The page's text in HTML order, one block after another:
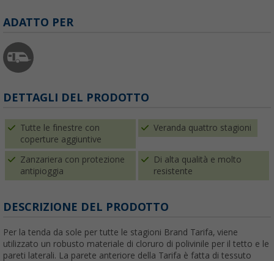
ADATTO PER
DETTAGLI DEL PRODOTTO
Tutte le finestre con
coperture aggiuntive
Veranda quattro stagioni
Zanzariera con protezione
antipioggia
Di alta qualità e molto
resistente
DESCRIZIONE DEL PRODOTTO
Per la tenda da sole per tutte le stagioni Brand Tarifa, viene
utilizzato un robusto materiale di cloruro di polivinile per il tetto e le
pareti laterali. La parete anteriore della Tarifa è fatta di tessuto